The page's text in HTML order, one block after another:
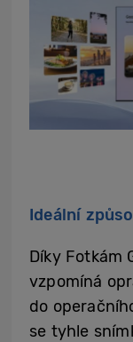
Ideální
Díky Fotkám
vzpomíná
do
se tyhle